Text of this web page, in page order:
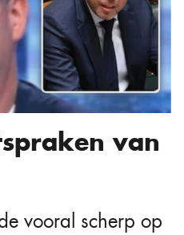
van
vooral scherp op